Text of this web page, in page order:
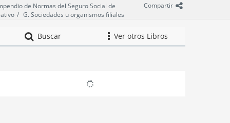
Compartir icono
de Normas del Seguro Social de
G. Sociedades u organismos filiales
Buscar icono
Ver otros LibrosCompendio de